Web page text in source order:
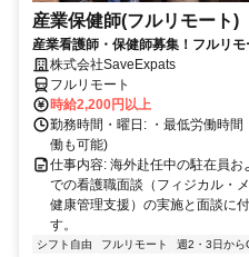
産業保健師(フルリモート)
産業看護師・保健師募集！フルリ
株式会社SaveExpats
フルリモート
時給2,200円以上
勤務時間・曜日: ・最低労働時
働も可能)
仕事内容: 海外赴任中の駐在員
での看護職面談（フィジカル・
健康管理支援）の実施と面談に
す。
シフト自由 フルリモート 週2・3日から